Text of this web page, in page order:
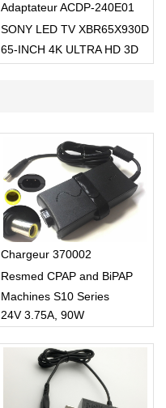
Adaptateur ACDP-240E01
SONY LED TV XBR65X930D
65-INCH 4K ULTRA HD 3D
Chargeur 370002
Resmed CPAP and BiPAP
Machines S10 Series
24V 3.75A, 90W